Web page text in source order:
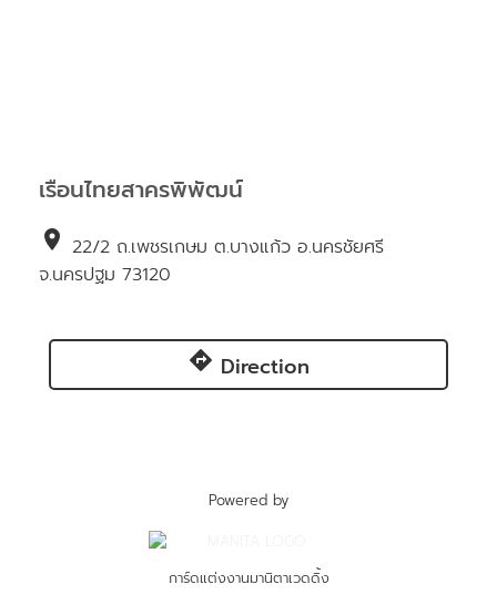
เรือนไทยสาครพิพัฒน์
location_on 22/2 ถ.เพชรเกษม ต.บางแก้ว อ.นครชัยศรี
จ.นครปฐม 73120
directions Direction
Powered by
การ์ดแต่งงานมานิตาเวดดิ้ง